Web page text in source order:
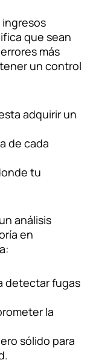
ingresos
que sean
más
un control
adquirir un
de cada
tu
análisis
en
detectar fugas
la
sólido para